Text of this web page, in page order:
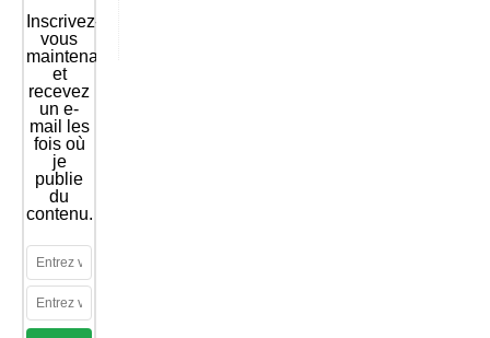
Inscrivez-
vous
maintenant
et
recevez
un e-
mail les
fois où
je
publie
du
contenu.